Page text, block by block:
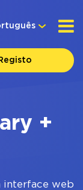
+
interface web